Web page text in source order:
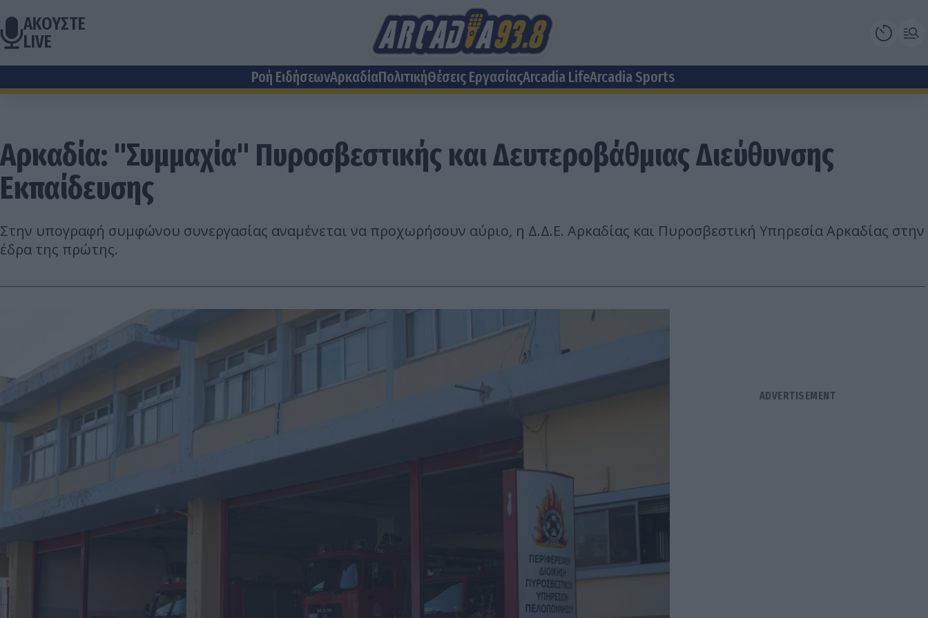
ΑΚΟΥΣΤΕ
LIVE
Ροή ΕιδήσεωνΑρκαδίαΠολιτικήΘέσεις EργασίαςArcadia LifeArcadia Sports
Αρκαδία: "Συμμαχία" Πυροσβεστικής και Δευτεροβάθμιας Διεύθυνσης
Εκπαίδευσης
Στην υπογραφή συμφώνου συνεργασίας αναμένεται να προχωρήσουν αύριο, η Δ.Δ.Ε. Αρκαδίας και Πυροσβεστική Υπηρεσία Αρκαδίας στην
έδρα της πρώτης.